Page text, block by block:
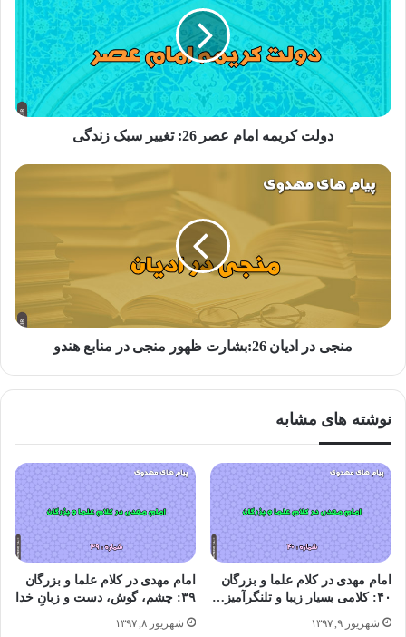
پاسخ کوبنده امام خمینی
یک دسته ای بودند که می گفتند «هرحکومتی اگر در زمان غیبت
محقق بشود، باطل است و بر خلافاسلام!» آنها خیال کرده بودند
که «هرحکومتی باشد» در صورتی که آن روایات می گوید اگر
کسی «با عنوان مهدویت» عَلَمی بلند کند، باطل است.
اینها نمی فهمند و نمی دانند دارند چه می گویند؛ بهشون تزریق
کرده اند که این حرفها را بزنند، این اشخاص غافل را بازی داده اند!
اگر یک سال، حکومت و نظام در یک مملکتی نباشد، آنقدر فساد
«هرحکومتی در زمان غیبت، باطل است» یعنی هرج و مرج! یعنی
عالم به هم بخورد تا حضرت بیاید درستش کند!! ما باید درستش
کنیم تا حضرت بیاید.
دولت کریمه امام عصر 26: تغییر سبک زندگی
منجی در ادیان 26:بشارت ظهور منجی در منابع هندو
نوشته های مشابه
امام مهدی در کلام علما و بزرگان
۴۰: کلامی بسیار زیبا و تلنگرآمیز…
شهریور ۹, ۱۳۹۷
امام مهدی در کلام علما و بزرگان
۳۹: چشم، گوش، دست و زبانِ خدا
شهریور ۸, ۱۳۹۷